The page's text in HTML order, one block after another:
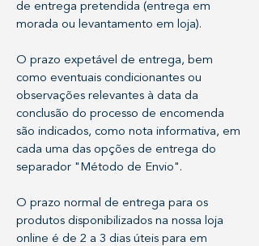
de entrega pretendida (entrega em
morada ou levantamento em loja).
O prazo expetável de entrega, bem
como eventuais condicionantes ou
observações relevantes à data da
conclusão do processo de encomenda
são indicados, como nota informativa, em
cada uma das opções de entrega do
separador "Método de Envio".
O prazo normal de entrega para os
produtos disponibilizados na nossa loja
online é de 2 a 3 dias úteis para em